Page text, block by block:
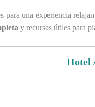
para una experiencia
y recursos útiles para
Hotel